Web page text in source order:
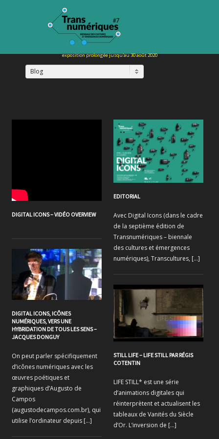
Blog
DIGITAL ICONS – VIDÉO OVERVIEW
EDITORIAL
Avec Digital Icons (dans le cadre
de la septième édition de
Transnumériques – biennale
des cultures et émergences
numériques), Transcultures, […]
DIGITAL ICONS, ICÔNES
NUMÉRIQUES, VERS UNE
HYBRIDATION DE TOUS LES SENS –
JACQUES DONGUY
On peut parler spécifiquement
d’icônes numériques avec les
œuvres poétiques et
graphiques d’Augusto de
Campos
(augustodecampos.com.br), qui
utilise l’ordinateur depuis […]
STILL LIFE – LIFE STILL PAR RÉGIS
COTENTIN
LIFE STILL* est une série
d’animations digitales qui
réinterprètent et actualisent les
tableaux de Vanités du Siècle
d’Or. L’inversion de […]